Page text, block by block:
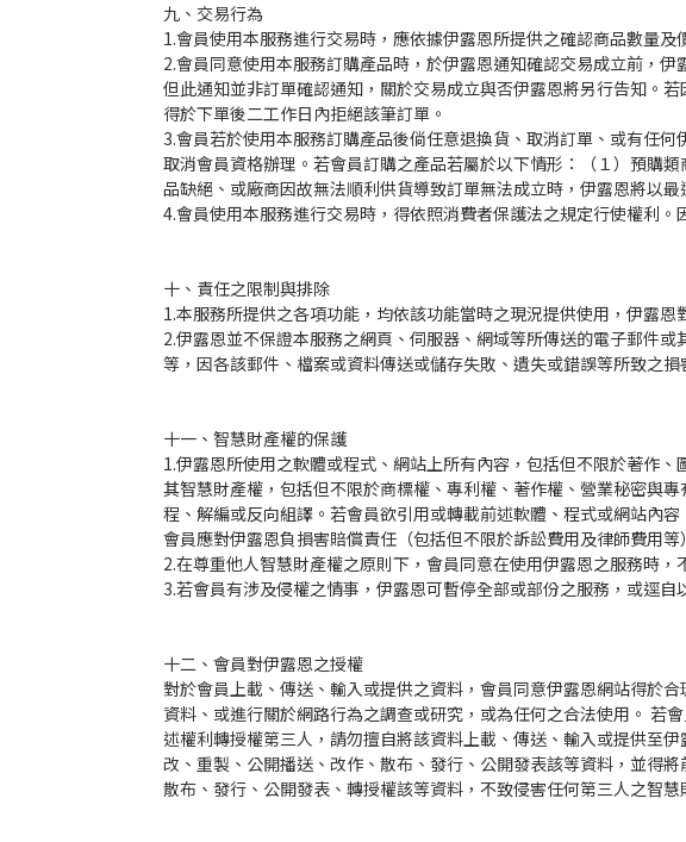
九、交易行為
1.會員使用本服務進行交易時，應依據伊露恩所提供之確認商品數量及
2.會員同意使用本服務訂購產品時，於伊露恩通知確認交易成立前，
但此通知並非訂單確認通知，關於交易成立與否伊露恩將另行告知。
得於下單後二工作日內拒絕該筆訂單。
3.會員若於使用本服務訂購產品後倘任意退換貨、取消訂單、或有任
取消會員資格辦理。若會員訂購之產品若屬於以下情形：（１）預購
品缺絕、或廠商因故無法順利供貨導致訂單無法成立時，伊露恩將以
4.會員使用本服務進行交易時，得依照消費者保護法之規定行使權利
十、責任之限制與排除
1.本服務所提供之各項功能，均依該功能當時之現況提供使用，伊露
2.伊露恩並不保證本服務之網頁、伺服器、網域等所傳送的電子郵件
等，因各該郵件、檔案或資料傳送或儲存失敗、遺失或錯誤等所致之損
十一、智慧財產權的保護
1.伊露恩所使用之軟體或程式、網站上所有內容，包括但不限於著作
其智慧財產權，包括但不限於商標權、專利權、著作權、營業秘密與
程、解編或反向組譯。若會員欲引用或轉載前述軟體、程式或網站內
會員應對伊露恩負損害賠償責任（包括但不限於訴訟費用及律師費用等
2.在尊重他人智慧財產權之原則下，會員同意在使用伊露恩之服務時，
3.若會員有涉及侵權之情事，伊露恩可暫停全部或部份之服務，或逕自
十二、會員對伊露恩之授權
對於會員上載、傳送、輸入或提供之資料，會員同意伊露恩網站得於
資料、或進行關於網路行為之調查或研究，或為任何之合法使用。 若
述權利轉授權第三人，請勿擅自將該資料上載、傳送、輸入或提供至
改、重製、公開播送、改作、散布、發行、公開發表該等資料，並得
散布、發行、公開發表、轉授權該等資料，不致侵害任何第三人之智